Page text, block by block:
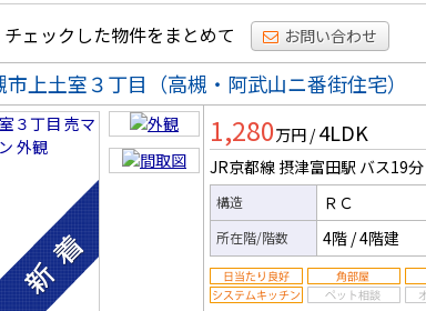
チェックした物件をまとめて お問い合わせ
市上土室３丁目（高槻・阿武山ニ番街住宅）
1,280万円 / 4LDK
JR京都線 摂津富田駅 バス19分
構造 ＲＣ
所在階/階数 4階 /4階建